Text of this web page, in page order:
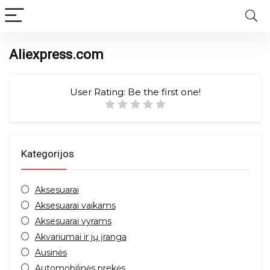
Aliexpress.com
User Rating: Be the first one!
Kategorijos
Aksesuarai
Aksesuarai vaikams
Aksesuarai vyrams
Akvariumai ir jų įranga
Ausinės